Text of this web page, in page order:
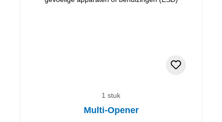
1 stuk
Multi-Opener